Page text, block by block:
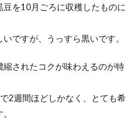
豆を10月ごろに収穫したものに
ですが、うっすら黒いです。
されたコクが味わえるのが特
2週間ほどしかなく、とても希